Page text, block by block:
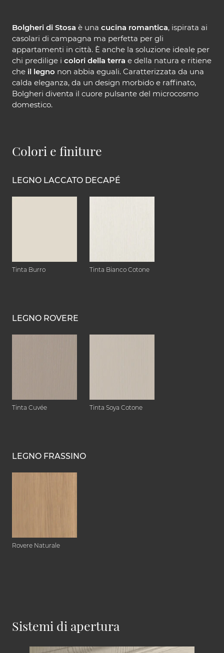
Bolgheri di Stosa è una cucina romantica, ispirata ai
casolari di campagna ma perfetta per gli
appartamenti in città. È anche la soluzione ideale per
chi predilige i colori della terra e della natura e ritiene
che il legno non abbia eguali. Caratterizzata da una
calda eleganza, da un design morbido e raffinato,
Bolgheri diventa il cuore pulsante del microcosmo
domestico.
Colori e finiture
LEGNO LACCATO DECAPÉ
Tinta Burro Tinta Bianco Cotone
LEGNO ROVERE
Tinta Cuvée Tinta Soya Cotone
LEGNO FRASSINO
Rovere Naturale
Sistemi di apertura